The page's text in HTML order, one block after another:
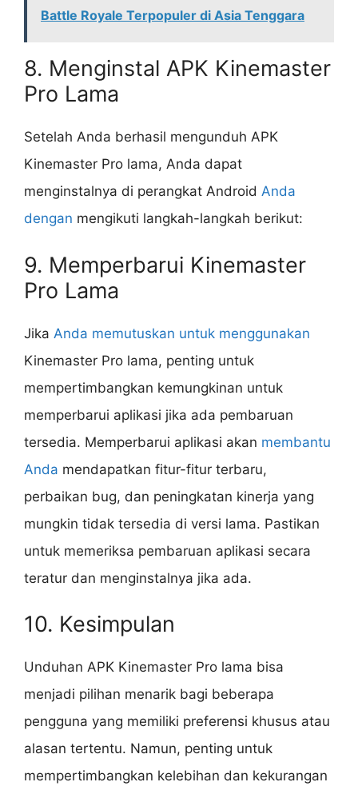
Battle Royale Terpopuler di Asia Tenggara
8. Menginstal APK Kinemaster
Pro Lama
Setelah Anda berhasil mengunduh APK
Kinemaster Pro lama, Anda dapat
menginstalnya di perangkat Android Anda
dengan mengikuti langkah-langkah berikut:
9. Memperbarui Kinemaster
Pro Lama
Jika Anda memutuskan untuk menggunakan
Kinemaster Pro lama, penting untuk
mempertimbangkan kemungkinan untuk
memperbarui aplikasi jika ada pembaruan
tersedia. Memperbarui aplikasi akan membantu
Anda mendapatkan fitur-fitur terbaru,
perbaikan bug, dan peningkatan kinerja yang
mungkin tidak tersedia di versi lama. Pastikan
untuk memeriksa pembaruan aplikasi secara
teratur dan menginstalnya jika ada.
10. Kesimpulan
Unduhan APK Kinemaster Pro lama bisa
menjadi pilihan menarik bagi beberapa
pengguna yang memiliki preferensi khusus atau
alasan tertentu. Namun, penting untuk
mempertimbangkan kelebihan dan kekurangan